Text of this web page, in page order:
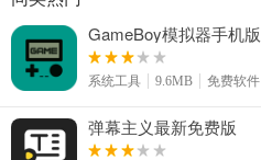
GameBoy模拟器手机版
系统工具 9.6MB 免费软件
弹幕主义最新免费版